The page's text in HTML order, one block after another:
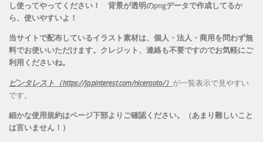
し使ってやってください！ 背景が透明のpngデータで作成してるか
ら、 使いやすいよ！
当サイトで配布しているイラスト素材は、個人・法人・商用を問わず無
料でお使いいただけます。 クレジット、連絡も不要ですのでお気軽にご
利用くださいね。
ピンタレスト（https://jp.pinterest.com/niceraota/） が一覧表示で見やすい
です。
細かな使用規約はページ下部よりご確認ください。（あまり難しいこと
は言いません！）